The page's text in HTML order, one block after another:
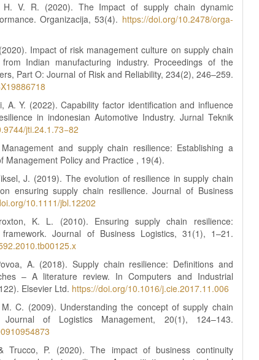
V. R. (2020). The Impact of supply chain dynamic
Organizacija, 53(4). https://doi.org/10.2478/orga-
Impact of risk management culture on supply chain
Indian manufacturing industry. Proceedings of the
Part O: Journal of Risk and Reliability, 234(2), 246–259.
A. Y. (2022). Capability factor identification and influence
in indonesian Automotive Industry. Jurnal Teknik
jti.24.1.73−82
and supply chain resilience: Establishing a
Management Policy and Practice , 19(4).
J. (2019). The evolution of resilience in supply chain
ensuring supply chain resilience. Journal of Business
10.1111/jbl.12202
K. L. (2010). Ensuring supply chain resilience:
Journal of Business Logistics, 31(1), 1–21.
A. (2018). Supply chain resilience: Definitions and
– A literature review. In Computers and Industrial
Elsevier Ltd. https://doi.org/10.1016/j.cie.2017.11.006
C. (2009). Understanding the concept of supply chain
of Logistics Management, 20(1), 124–143.
Trucco, P. (2020). The impact of business continuity